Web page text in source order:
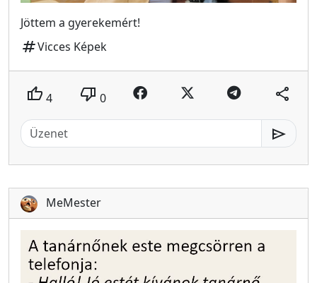
Jöttem a gyerekemért!
tagVicces Képek
thumb_up 4 thumb_down 0 share
send
MeMester